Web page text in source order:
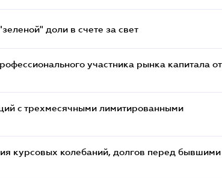
доли в счете за свет
участника рынка капитала от
с трехмесячными лимитированными
курсовых колебаний, долгов перед бывшими